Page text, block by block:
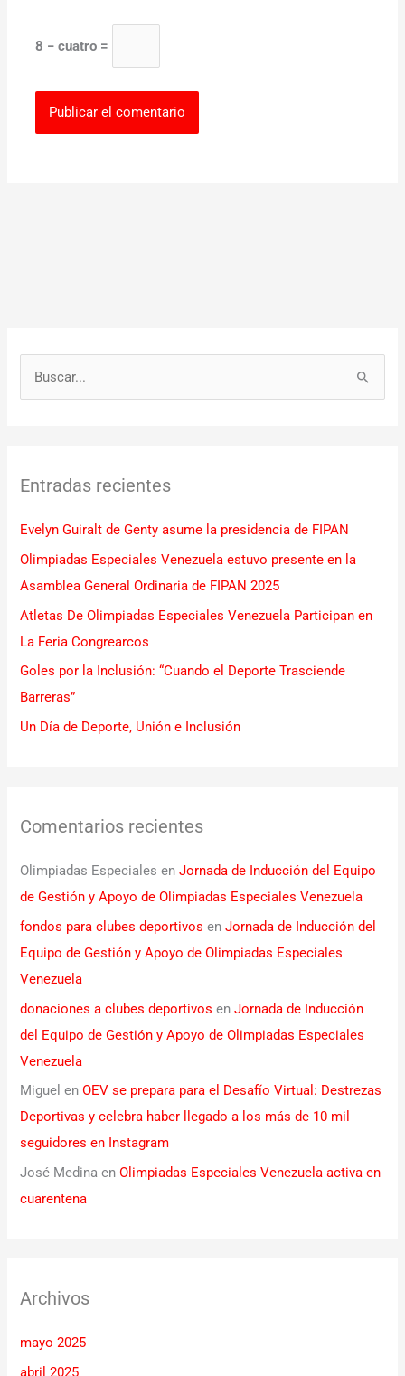
8 − cuatro =
a
p
o
r
:
Entradas recientes
Evelyn Guiralt de Genty asume la presidencia de FIPAN
Olimpiadas Especiales Venezuela estuvo presente en la
Asamblea General Ordinaria de FIPAN 2025
Atletas De Olimpiadas Especiales Venezuela Participan en
La Feria Congrearcos
Goles por la Inclusión: “Cuando el Deporte Trasciende
Barreras”
Un Día de Deporte, Unión e Inclusión
Comentarios recientes
Olimpiadas Especiales enJornada de Inducción del Equipo
de Gestión y Apoyo de Olimpiadas Especiales Venezuela
fondos para clubes deportivos enJornada de Inducción del
Equipo de Gestión y Apoyo de Olimpiadas Especiales
Venezuela
donaciones a clubes deportivos enJornada de Inducción
del Equipo de Gestión y Apoyo de Olimpiadas Especiales
Venezuela
Miguel enOEV se prepara para el Desafío Virtual: Destrezas
Deportivas y celebra haber llegado a los más de 10 mil
seguidores en Instagram
José Medina enOlimpiadas Especiales Venezuela activa en
cuarentena
Archivos
mayo 2025
abril 2025